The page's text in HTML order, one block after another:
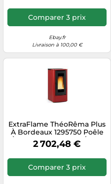
Comparer 3 prix
Ebay.fr
Livraison à 100,00 €
ExtraFlame ThéoRêma Plus
À Bordeaux 1295750 Poêle
À Granules 12KW A+ Écran
LCD
2 702,48 €
Comparer 3 prix